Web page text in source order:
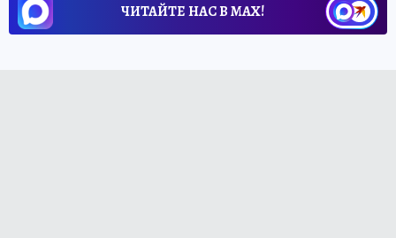
ЧИТАЙТЕ НАС В МАХ!